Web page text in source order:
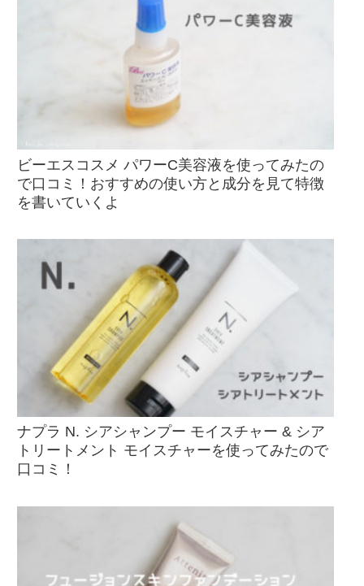
ビーエスコスメ パワーC美容液を使ってみたの
で口コミ！おすすめの使い方と成分を見て特徴
を書いていくよ
ナプラ N. シアシャンプー モイスチャー & シア
トリートメント モイスチャーを使ってみたので
口コミ！